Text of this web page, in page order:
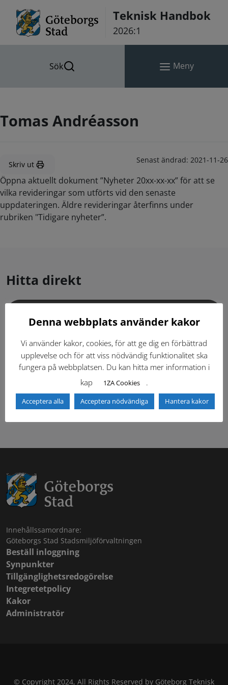
Teknisk Handbok
2026:1
Sök Meny
Tomas Andréasson
Skriv ut Senast ändrad: 2021-11-26
Öppna aktuellt dokument ”Nyheter 20xx-xx-xx” för att se
vilka revideringar som utförts vid den senaste
uppdateringen. Äldre revideringar återfinns under
rubriken "Tidigare nyheter”.
Hitta direkt
Dokumentbibliotek Kontaktlista
Tidigare versioner Nyheter
Säkerhetsordningen
Innehållssamordnare:
Göteborgs Stad Stadsmiljöförvaltningen
Beställ inloggning
Synpunkter
Tillgänglighetsredogörelse
Integretetpolicy
Kakor
Administratör
© Copyright 2024, All Rights Reserved by Göteborg Teknisk
Denna webbplats använder kakor
Vi använder kakor, cookies, för att ge dig en förbättrad
upplevelse och för att viss nödvändig funktionalitet ska
fungera på webbplatsen. Du kan hitta mer information i
kap
1ZA Cookies .
Acceptera alla Acceptera nödvändiga Hantera kakor